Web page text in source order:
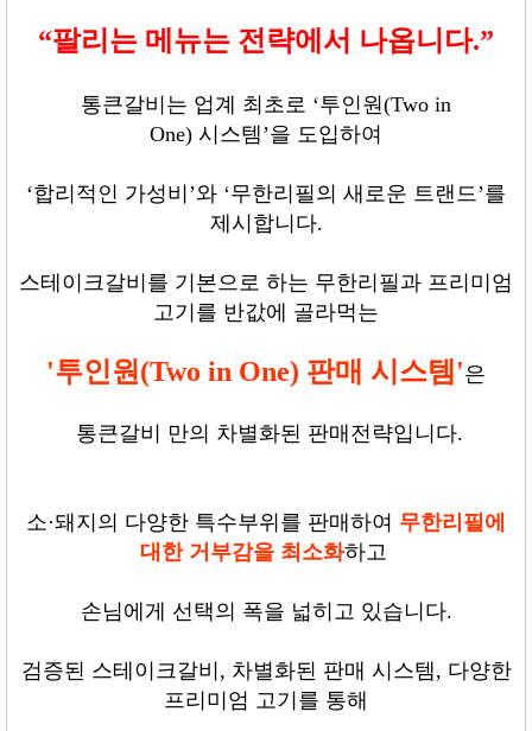
“팔리는 메뉴는 전략에서 나옵니다.”
통큰갈비는 업계 최초로 ‘투인원(Two in
One) 시스템’을 도입하여
‘합리적인 가성비 ’와 ‘무한리필의 새로운 트랜드’를
제시합니다.
스테이크갈비를 기본으로 하는 무한리필과 프리미엄
고기를 반값에 골라먹는
'투인원(Two in One) 판매 시스템 '은
통큰갈비 만의 차별화된 판매전략입니다.
소·돼지의 다양한 특수부위를 판매하여 무한리필에
대한 거부감을 최소화하고
손님에게 선택의 폭을 넓히고 있습니다.
검증된 스테이크갈비 , 차별화된 판매 시스템, 다양한
프리미엄 고기를 통해